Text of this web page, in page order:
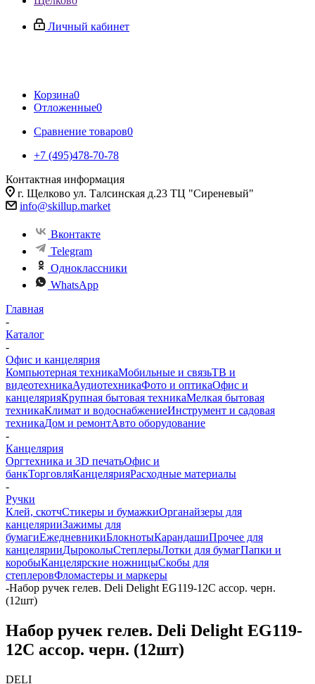
Личный кабинет
Корзина0
Отложенные0
Сравнение товаров0
+7 (495)478-70-78
Контактная информация
г. Щелково ул. Талсинская д.23 ТЦ "Сиреневый"
info@skillup.market
Вконтакте
Telegram
Одноклассники
WhatsApp
Главная
-
Каталог
-
Офис и канцелярия
Компьютерная техникаМобильные и связьТВ и
видеотехникаАудиотехникаФото и оптикаОфис и
канцелярияКрупная бытовая техникаМелкая бытовая
техникаКлимат и водоснабжениеИнструмент и садовая
техникаДом и ремонтАвто оборудование
-
Канцелярия
Оргтехника и 3D печатьОфис и
банкТорговляКанцелярияРасходные материалы
-
Ручки
Клей, скотчСтикеры и бумажкиОрганайзеры для
канцелярииЗажимы для
бумагиЕжедневникиБлокнотыКарандашиПрочее для
канцелярииДыроколыСтеплерыЛотки для бумагПапки и
коробыКанцелярские ножницыСкобы для
степлеровФломастеры и маркеры
-Набор ручек гелев. Deli Delight EG119-12C ассор. черн.
(12шт)
Набор ручек гелев. Deli Delight EG119-
12C ассор. черн. (12шт)
DELI